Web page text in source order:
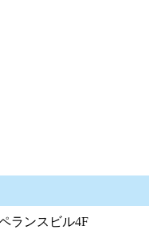
ランスビル4F